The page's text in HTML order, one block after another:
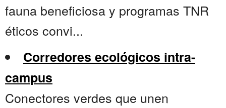
fauna beneficiosa y programas TNR
éticos convi...
Corredores ecológicos intra-
campus
Conectores verdes que unen